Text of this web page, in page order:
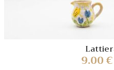
9.00€